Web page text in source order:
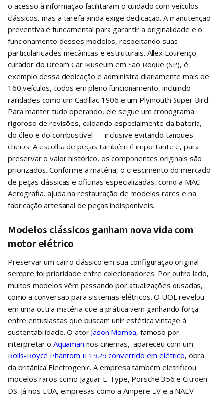
o acesso à informação facilitaram o cuidado com veículos
clássicos, mas a tarefa ainda exige dedicação. A manutenção
preventiva é fundamental para garantir a originalidade e o
funcionamento desses modelos, respeitando suas
particularidades mecânicas e estruturais. Allex Lourenço,
curador do Dream Car Museum em São Roque (SP), é
exemplo dessa dedicação e administra diariamente mais de
160 veículos, todos em pleno funcionamento, incluindo
raridades como um Cadillac 1906 e um Plymouth Super Bird.
Para manter tudo operando, ele segue um cronograma
rigoroso de revisões, cuidando especialmente da bateria,
do óleo e do combustível — inclusive evitando tanques
cheios. A escolha de peças também é importante e, para
preservar o valor histórico, os componentes originais são
priorizados. Conforme a matéria, o crescimento do mercado
de peças clássicas e oficinas especializadas, como a MAC
Aerografia, ajuda na restauração de modelos raros e na
fabricação artesanal de peças indisponíveis.
Modelos clássicos ganham nova vida com
motor elétrico
Preservar um carro clássico em sua configuração original
sempre foi prioridade entre colecionadores. Por outro lado,
muitos modelos vêm passando por atualizações ousadas,
como a conversão para sistemas elétricos. O UOL revelou
em uma outra matéria que a prática vem ganhando força
entre entusiastas que buscam unir estética vintage à
sustentabilidade. O ator Jason Momoa, famoso por
interpretar o Aquaman nos cinemas, apareceu com um
Rolls-Royce Phantom II 1929 convertido em elétrico, obra
da britânica Electrogenic. A empresa também eletrificou
modelos raros como Jaguar E-Type, Porsche 356 e Citroën
DS. Já nos EUA, empresas como a Ampere EV e a NAEV